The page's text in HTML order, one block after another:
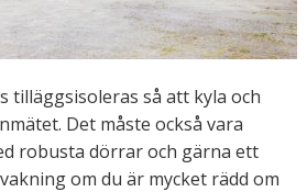
tilläggsisoleras så att kyla och
Det måste också vara
robusta dörrar och gärna ett
om du är mycket rädd om